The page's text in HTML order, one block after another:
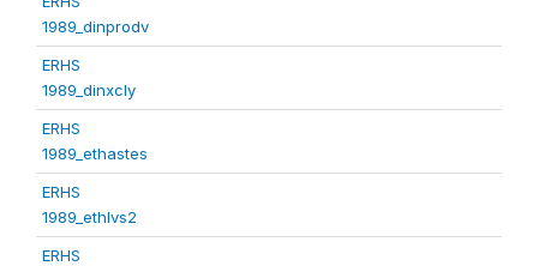
1989_dinprodv
ERHS
1989_dinxcly
ERHS
1989_ethastes
ERHS
1989_ethlvs2
ERHS